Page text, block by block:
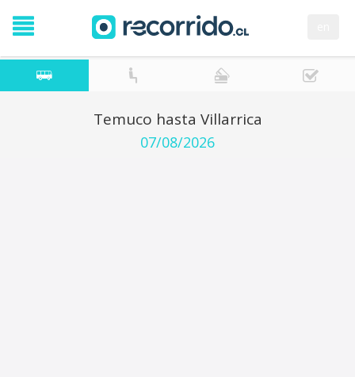
Temuco hasta Villarrica
07/08/2026